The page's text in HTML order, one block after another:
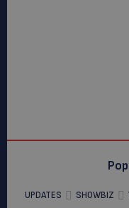
UPDATES SHOWBIZ